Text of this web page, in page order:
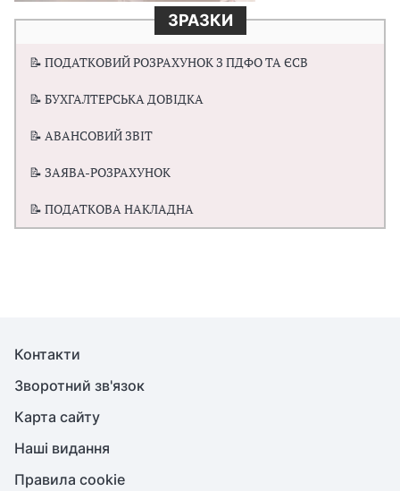
ЗРАЗКИ
📝 ПОДАТКОВИЙ РОЗРАХУНОК З ПДФО ТА ЄСВ
📝 БУХГАЛТЕРСЬКА ДОВІДКА
📝 АВАНСОВИЙ ЗВІТ
📝 ЗАЯВА-РОЗРАХУНОК
📝 ПОДАТКОВА НАКЛАДНА
Контакти
Зворотний зв'язок
Карта сайту
Наші видання
Правила cookie